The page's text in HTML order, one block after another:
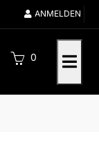
ANMELDEN
0